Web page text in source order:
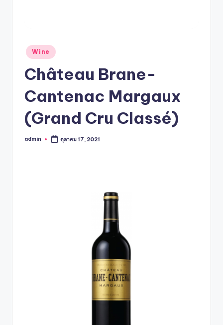
Wine
Château Brane-
Cantenac Margaux
(Grand Cru Classé)
admin ตุลาคม 17, 2021